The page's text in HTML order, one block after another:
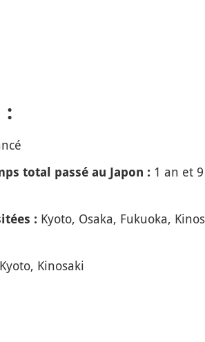
:
total passé au Japon : 1 an et 9
: Kyoto, Osaka, Fukuoka,
Kyoto, Kinosaki